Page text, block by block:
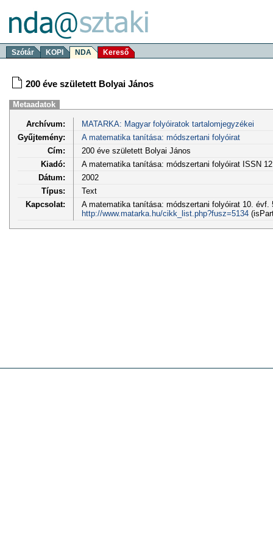
Szótár KOPI NDA Kereső
200 éve született Bolyai János
Metaadatok
Archívum:
MATARKA: Magyar folyóiratok tartalomjegyzékei
Gyűjtemény:
A matematika tanítása: módszertani folyóirat
Cím:
200 éve született Bolyai János
Kiadó:
A matematika tanítása: módszertani folyóirat ISSN
Dátum:
2002
Típus:
Text
Kapcsolat:
A matematika tanítása: módszertani folyóirat 10. évf.
http://www.matarka.hu/cikk_list.php?fusz=5134